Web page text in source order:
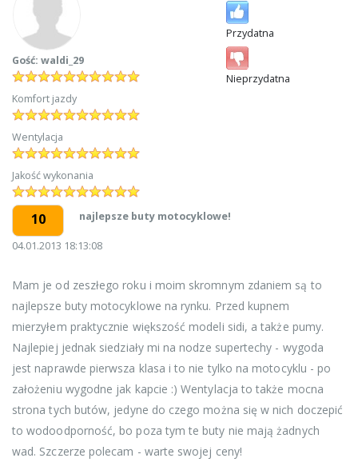
Gość: waldi_29
Komfort jazdy
Wentylacja
Jakość wykonania
Przydatna
Nieprzydatna
10 najlepsze buty motocyklowe!
04.01.2013 18:13:08
Mam je od zeszłego roku i moim skromnym zdaniem są to
najlepsze buty motocyklowe na rynku. Przed kupnem
mierzyłem praktycznie większość modeli sidi, a także pumy.
Najlepiej jednak siedziały mi na nodze supertechy - wygoda
jest naprawde pierwsza klasa i to nie tylko na motocyklu - po
założeniu wygodne jak kapcie :) Wentylacja to także mocna
strona tych butów, jedyne do czego można się w nich doczepić
to wodoodporność, bo poza tym te buty nie mają żadnych
wad. Szczerze polecam - warte swojej ceny!